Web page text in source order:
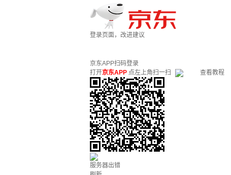
登录页面，改进建议
京东APP扫码登录
打开京东APP 点左上角扫一扫 查看教程
服务器出错